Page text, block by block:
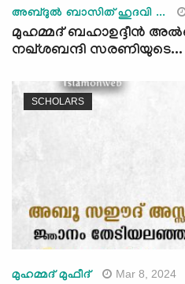
അബ്ദുൽ ബാസിത് ഹുദവി ...
മുഹമ്മദ് ബഹാഉദ്ദീൻ
നഖ്ശബന്ദി സരണിയുടെ...
SCHOLARS
മുഹമ്മദ് മുഫീദ് Mar 8, 2024